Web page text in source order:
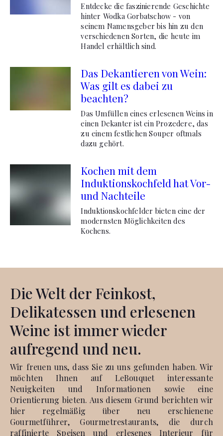
Entdecke die faszinierende Geschichte
hinter Wodka Gorbatschow - von
seinem Namensgeber bis hin zu den
verschiedenen Sorten, die heute im
Handel erhältlich sind.
Das Dekantieren von Wein:
Was gilt es dabei zu
beachten?
Das Umfüllen eines erlesenen Weins in
einen Dekanter ist ein Prozedere, das
zu einem festlichen Souper oftmals
dazu gehört.
Kochen mit dem
Induktionskochfeld hat Vor-
und Nachteile
Induktionskochfelder bieten eine der
modernsten Möglichkeiten des
Kochens.
Die Welt der Feinkost,
Delikatessen und erlesenen
Weine ist immer wieder
aufregend und neu.
Wir freuen uns, dass Sie zu uns gefunden haben. Wir
möchten Ihnen auf LeBouquet interessante
Neuigkeiten und Informationen sowie eine
Orientierung bieten. Aus diesem Grund berichten wir
hier regelmäßig über neu erschienene
Gourmetführer, Gourmetrestaurants, die durch
raffinierte Speisen und erlesenes Interieur für